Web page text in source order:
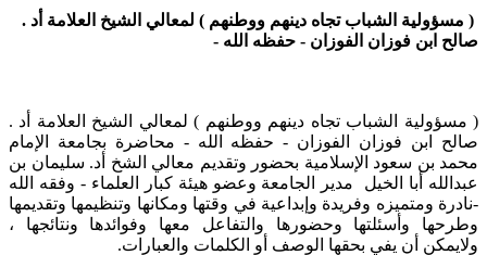
( مسؤولية الشباب تجاه دينهم ووطنهم ) لمعالي الشيخ العلامة أد .
صالح ابن فوزان الفوزان - حفظه الله -
​( مسؤولية الشباب تجاه دينهم ووطنهم ) لمعالي الشيخ العلامة أد .
صالح ابن فوزان الفوزان - حفظه الله - محاضرة بجامعة الإمام
محمد بن سعود الإسلامية بحضور وتقديم معالي الشخ أد. سليمان بن
عبدالله أبا الخيل مدير الجامعة وعضو هيئة كبار العلماء - وفقه الله
-نادرة ومتميزه وفريدة وإبداعية في وقتها ومكانها وتنظيمها وتقديمها
وطرحها وأسئلتها وحضورها والتفاعل معها وفوائدها ونتائجها ،
ولايمكن أن يفي بحقها الوصف أو الكلمات والعبارات.